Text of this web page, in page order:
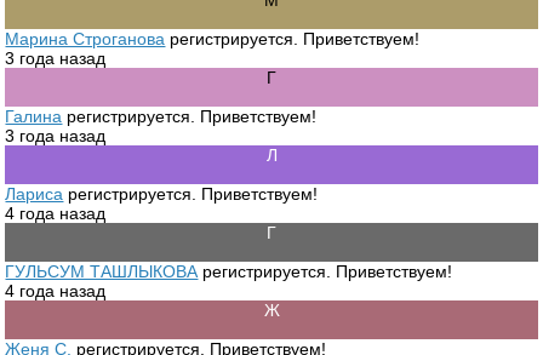
Марина Строганова регистрируется. Приветствуем!
3 года назад
Галина регистрируется. Приветствуем!
3 года назад
Лариса регистрируется. Приветствуем!
4 года назад
ГУЛЬСУМ ТАШЛЫКОВА регистрируется. Приветствуем!
4 года назад
Женя С. регистрируется. Приветствуем!